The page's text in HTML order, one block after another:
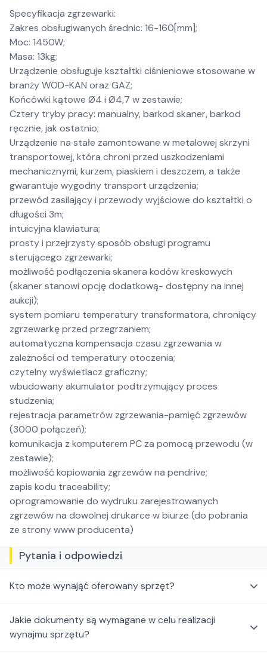
Specyfikacja zgrzewarki:
Zakres obsługiwanych średnic: 16-160[mm];
Moc: 1450W;
Masa: 13kg;
Urządzenie obsługuje kształtki ciśnieniowe stosowane w
branży WOD-KAN oraz GAZ;
Końcówki kątowe Ø4 i Ø4,7 w zestawie;
Cztery tryby pracy: manualny, barkod skaner, barkod
ręcznie, jak ostatnio;
Urządzenie na stałe zamontowane w metalowej skrzyni
transportowej, która chroni przed uszkodzeniami
mechanicznymi, kurzem, piaskiem i deszczem, a także
gwarantuje wygodny transport urządzenia;
przewód zasilający i przewody wyjściowe do kształtki o
długości 3m;
intuicyjna klawiatura;
prosty i przejrzysty sposób obsługi programu
sterującego zgrzewarki;
możliwość podłączenia skanera kodów kreskowych
(skaner stanowi opcję dodatkową- dostępny na innej
aukcji);
system pomiaru temperatury transformatora, chroniący
zgrzewarkę przed przegrzaniem;
automatyczna kompensacja czasu zgrzewania w
zależności od temperatury otoczenia;
czytelny wyświetlacz graficzny;
wbudowany akumulator podtrzymujący proces
studzenia;
rejestracja parametrów zgrzewania-pamięć zgrzewów
(3000 połączeń);
komunikacja z komputerem PC za pomocą przewodu (w
zestawie);
możliwość kopiowania zgrzewów na pendrive;
zapis kodu traceability;
oprogramowanie do wydruku zarejestrowanych
zgrzewów na dowolnej drukarce w biurze (do pobrania
ze strony www producenta)
Pytania i odpowiedzi
Kto może wynająć oferowany sprzęt?
Jakie dokumenty są wymagane w celu realizacji
wynajmu sprzętu?